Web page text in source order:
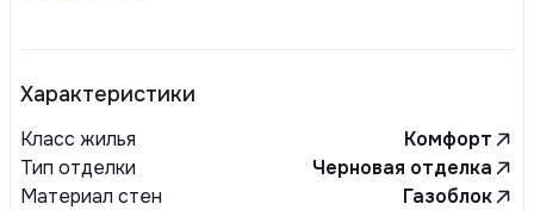
Характеристики
Класс жилья
Комфорт
Тип отделки
Черновая отделка
Материал стен
Газоблок